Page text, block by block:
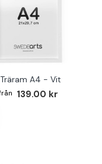
Träram A4 - Vit
139.00 kr